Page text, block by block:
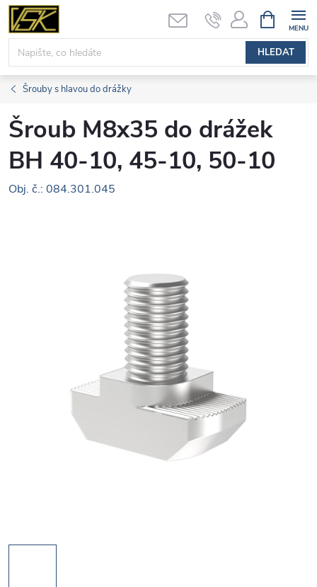
Přejít
obsah
HLEDAT
NÁKUPNÍ
KOŠÍK
Šrouby s hlavou do drážky
Šroub M8x35 do drážek
BH 40-10, 45-10, 50-10
Obj. č.: 084.301.045